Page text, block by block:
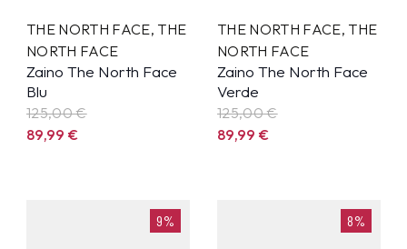
THE NORTH FACE, THE
NORTH FACE
Zaino The North Face
Blu
125,00 €
89,99€
THE NORTH FACE, THE
NORTH FACE
Zaino The North Face
Verde
125,00 €
89,99€
9% 8%